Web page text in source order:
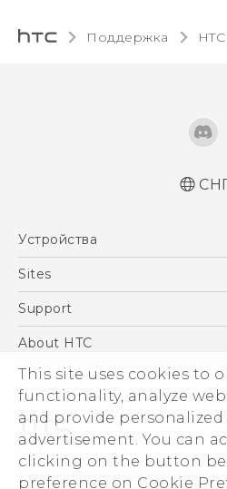
This site uses cookies to
functionality, analyze
and provide personalized
advertisement. You can
clicking on the button
preference on Cookie
Поддержка
Русский -
соответствию
Қазақ - жұмысты
English - Quick
English -
English - Safety and
Устройства
5G
EXODUS
VIVE
Sites
HTC Dev
Support
ПОДДЕРЖКА
About HTC
ESG
Инвестирование
Политика
Безопасность продуктов
© 2011-2026 HTC Corporation